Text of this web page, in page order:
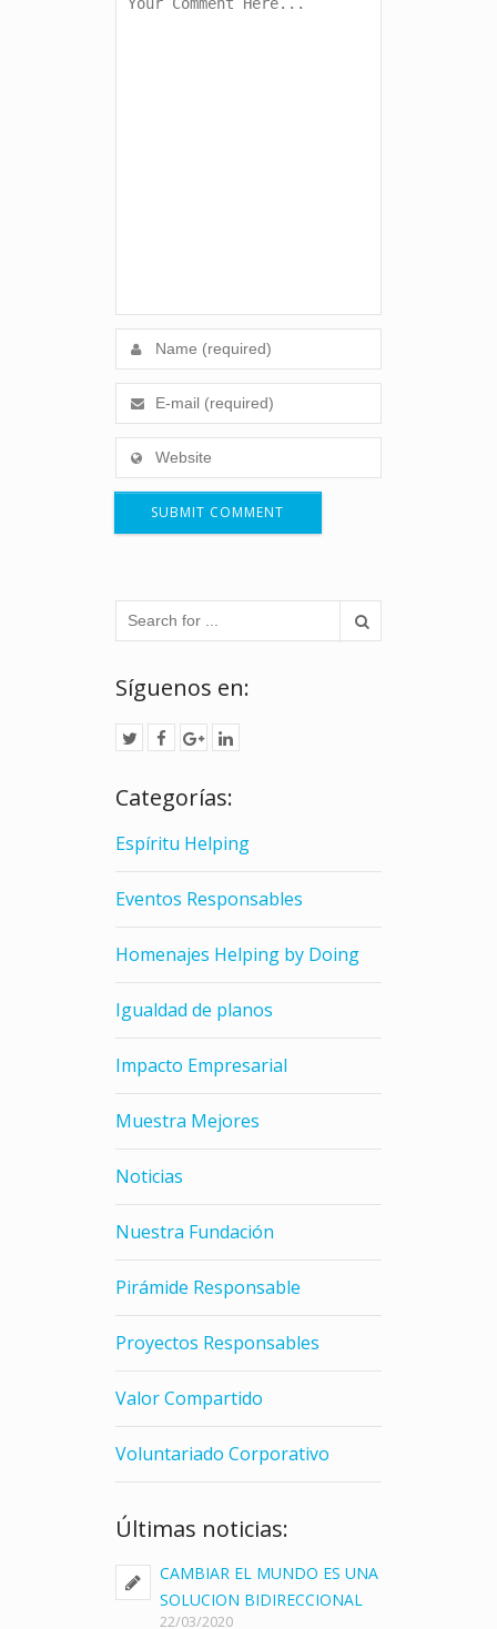
Síguenos en:
Categorías:
Espíritu Helping
Eventos Responsables
Homenajes Helping by Doing
Igualdad de planos
Impacto Empresarial
Muestra Mejores
Noticias
Nuestra Fundación
Pirámide Responsable
Proyectos Responsables
Valor Compartido
Voluntariado Corporativo
Últimas noticias:
CAMBIAR EL MUNDO ES UNA
SOLUCION BIDIRECCIONAL
22/03/2020